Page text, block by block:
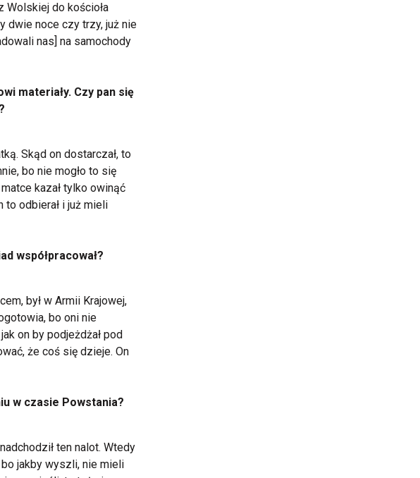
Wolskiej do kościoła
dwie noce czy trzy, już nie
nas] na samochody
materiały. Czy pan się
Skąd on dostarczał, to
bo nie mogło to się
kazał tylko owinąć
to odbierał i już mieli
współpracował?
był w Armii Krajowej,
bo oni nie
on by podjeżdżał pod
że coś się dzieje. On
w czasie Powstania?
ten nalot. Wtedy
jakby wyszli, nie mieli